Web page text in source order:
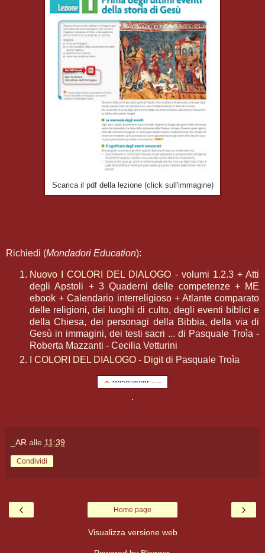
Scarica il pdf della lezione (click sull'immagine)
Richiedi (Mondadori Education):
Nuovo I COLORI DEL DIALOGO - volumi 1.2.3 + Atti
degli Apstoli + 3 Quaderni delle competenze + ME
ebook + Calendario interreligioso + Atlante comparato
delle religioni, dei luoghi di culto, degli eventi biblici e
della Chiesa, dei personagi della Bibbia, della via di
Gesù in immagini, dei testi sacri ... di Pasquale Troìa -
Roberta Mazzanti - Cecilia Vetturini
I COLORI DEL DIALOGO - Digitdi Pasquale Troìa
.
_AR alle 11:39
Condividi
‹ ›
Home page
Visualizza versione web